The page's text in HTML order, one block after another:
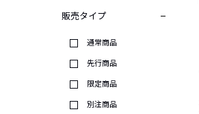
販売タイプ
通常商品
先行商品
限定商品
別注商品